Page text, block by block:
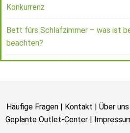
Konkurrenz
Bett fürs Schlafzimmer – was ist
beachten?
Häufige Fragen | Kontakt | Über uns
Geplante Outlet-Center|